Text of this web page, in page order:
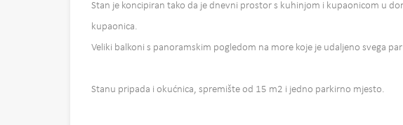
Stan je koncipiran tako da je dnevni prostor s kuhinjom i kupaonicom u
kupaonica.
Veliki balkoni s panoramskim pogledom na more koje je udaljeno svega
Stanu pripada i okućnica, spremište od 15 m2 i jedno parkirno mjesto.